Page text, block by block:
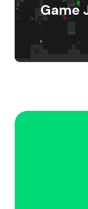
Game